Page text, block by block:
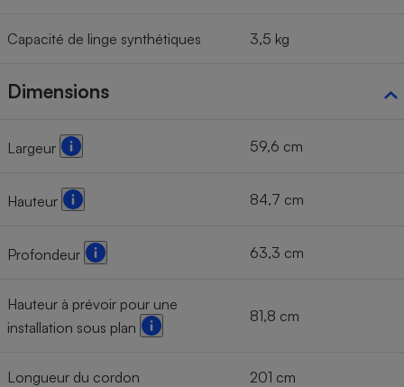
Capacité de linge synthétiques 3,5 kg
Dimensions
Largeur 59,6 cm
Hauteur 84,7 cm
Profondeur 63,3 cm
Hauteur à prévoir pour une
installation sous plan
81,8 cm
Longueur du cordon 201 cm